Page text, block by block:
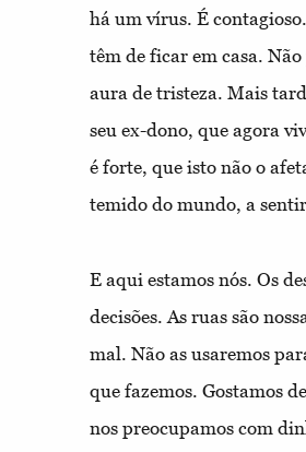
há um vírus. É
têm de ficar em casa.
aura de tristeza. Mais
seu ex-dono, que agora
é forte, que isto não o
temido do mundo, a
E aqui estamos nós. Os
decisões. As ruas são
mal. Não as usaremos
que fazemos. Gostamos
nos preocupamos com